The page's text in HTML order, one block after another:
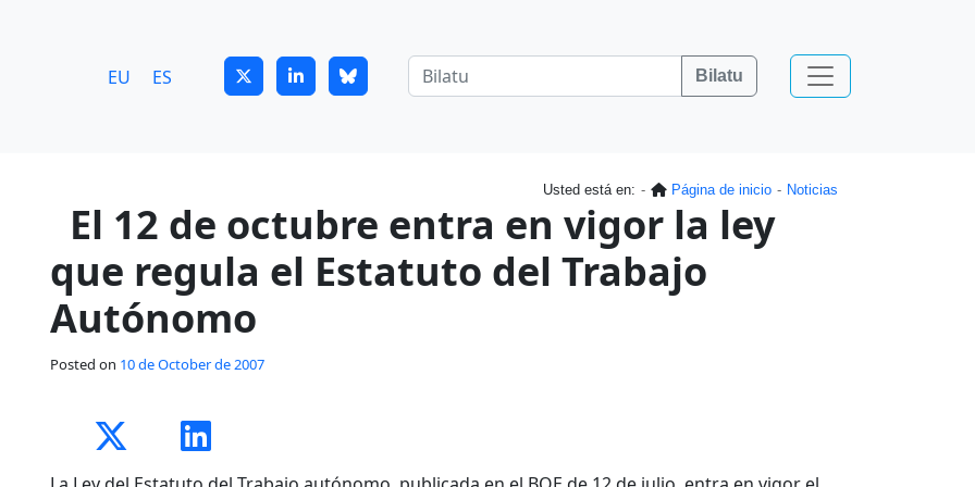
EU ES Bilatu
Usted está en: Página de inicio Noticias
El 12 de octubre entra en vigor la ley
que regula el Estatuto del Trabajo
Autónomo
Posted on 10 de October de 2007